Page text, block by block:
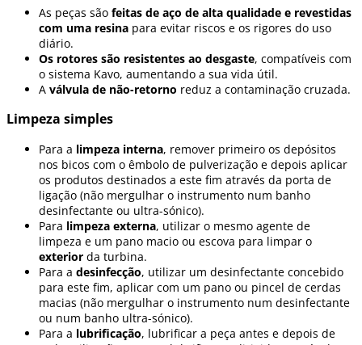
As peças são feitas de aço de alta qualidade e revestidas
com uma resina para evitar riscos e os rigores do uso
diário.
Os rotores são resistentes ao desgaste, compatíveis com
o sistema Kavo, aumentando a sua vida útil.
A válvula de não-retorno reduz a contaminação cruzada.
Limpeza simples
Para a limpeza interna, remover primeiro os depósitos
nos bicos com o êmbolo de pulverização e depois aplicar
os produtos destinados a este fim através da porta de
ligação (não mergulhar o instrumento num banho
desinfectante ou ultra-sónico).
Para limpeza externa, utilizar o mesmo agente de
limpeza e um pano macio ou escova para limpar o
exterior da turbina.
Para a desinfecção, utilizar um desinfectante concebido
para este fim, aplicar com um pano ou pincel de cerdas
macias (não mergulhar o instrumento num desinfectante
ou num banho ultra-sónico).
Para a lubrificação, lubrificar a peça antes e depois de